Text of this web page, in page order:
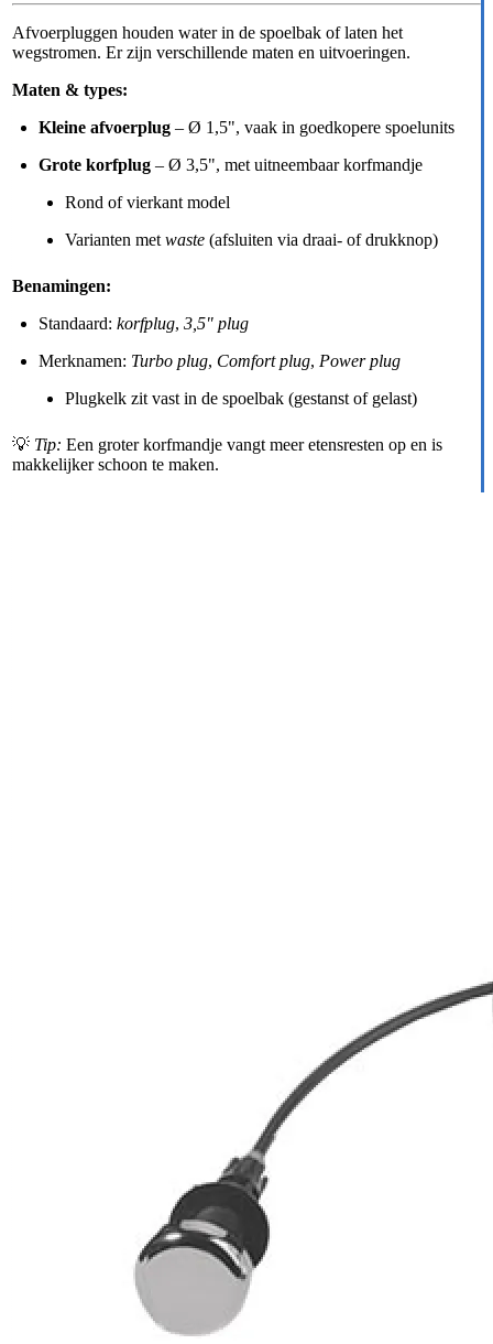
Afvoerpluggen houden water in de spoelbak of laten het
wegstromen. Er zijn verschillende maten en uitvoeringen.
Maten & types:
Kleine afvoerplug – Ø 1,5", vaak in goedkopere spoelunits
Grote korfplug – Ø 3,5", met uitneembaar korfmandje
Rond of vierkant model
Varianten met waste (afsluiten via draai- of drukknop)
Benamingen:
Standaard: korfplug, 3,5" plug
Merknamen: Turbo plug, Comfort plug, Power plug
Plugkelk zit vast in de spoelbak (gestanst of gelast)
💡 Tip: Een groter korfmandje vangt meer etensresten op en is
makkelijker schoon te maken.